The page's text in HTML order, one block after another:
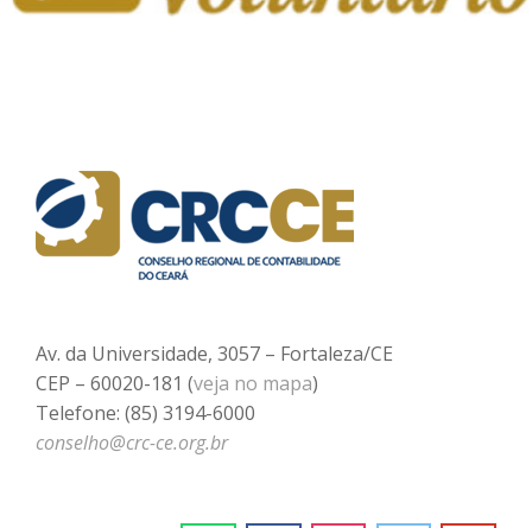
Av. da Universidade, 3057 – Fortaleza/CE
CEP – 60020-181 (veja no mapa)
Telefone: (85) 3194-6000
conselho@crc-ce.org.br